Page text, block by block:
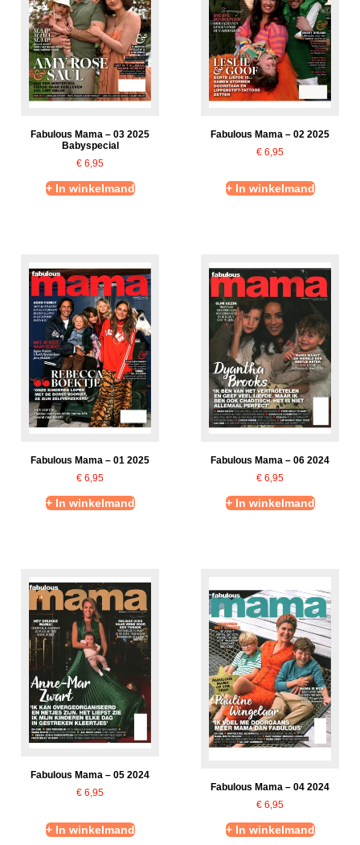
Fabulous Mama – 03 2025
Babyspecial
€ 6,95
+ In winkelmand
Fabulous Mama – 02 2025
€ 6,95
+ In winkelmand
Fabulous Mama – 01 2025
€ 6,95
+ In winkelmand
Fabulous Mama – 06 2024
€ 6,95
+ In winkelmand
Fabulous Mama – 05 2024
€ 6,95
+ In winkelmand
Fabulous Mama – 04 2024
€ 6,95
+ In winkelmand